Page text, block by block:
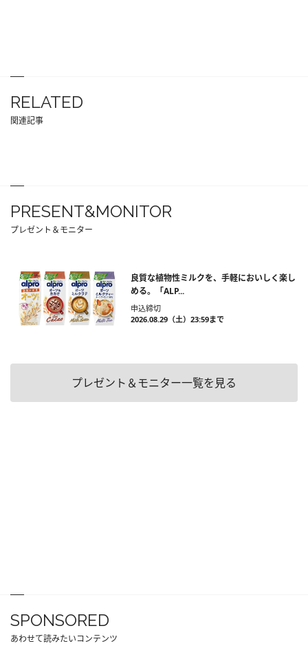
RELATED
関連記事
PRESENT&MONITOR
プレゼント＆モニター
良質な植物性ミルクを、手軽においしく楽し
める。「ALP...
申込締切
2026.08.29（土）23:59まで
プレゼント＆モニター一覧を見る
SPONSORED
あわせて読みたいコンテンツ